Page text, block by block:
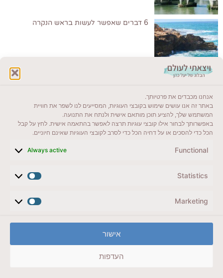
אנחנו מכבדים את פרטיותך.
באתר זה אנו עושים שימוש בקובצי העוגיות, המסייעים לנו לשפר את חוויית
המשתמש שלך, להציע תוכן מותאם אישית ולנתח את התנועה.
באפשרותך לבחור אילו קובצי עוגיות תרצה לאפשר בהתאמה אישית. לחץ על קבל
הכל כדי להסכים או על דחיה הכל כדי לסרב לקובצי העוגיות שאינם חיוניים.
Functional
Always active
Statistics
Marketing
אישור
העדפות
6 דברים שאפשר לעשות בראש הנקרה
ייעדים מומלצים
מדריכים ועזרים
לשליחת הודעת וואטסאפ
veyatsati.laolam@gmail.com
מדיניות פרטיות // תנאי שימוש באתר